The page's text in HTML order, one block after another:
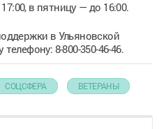
в пятницу — до 16:00.
в Ульяновской
8-800-350-46-46.
СОЦСФЕРА ВЕТЕРАНЫ